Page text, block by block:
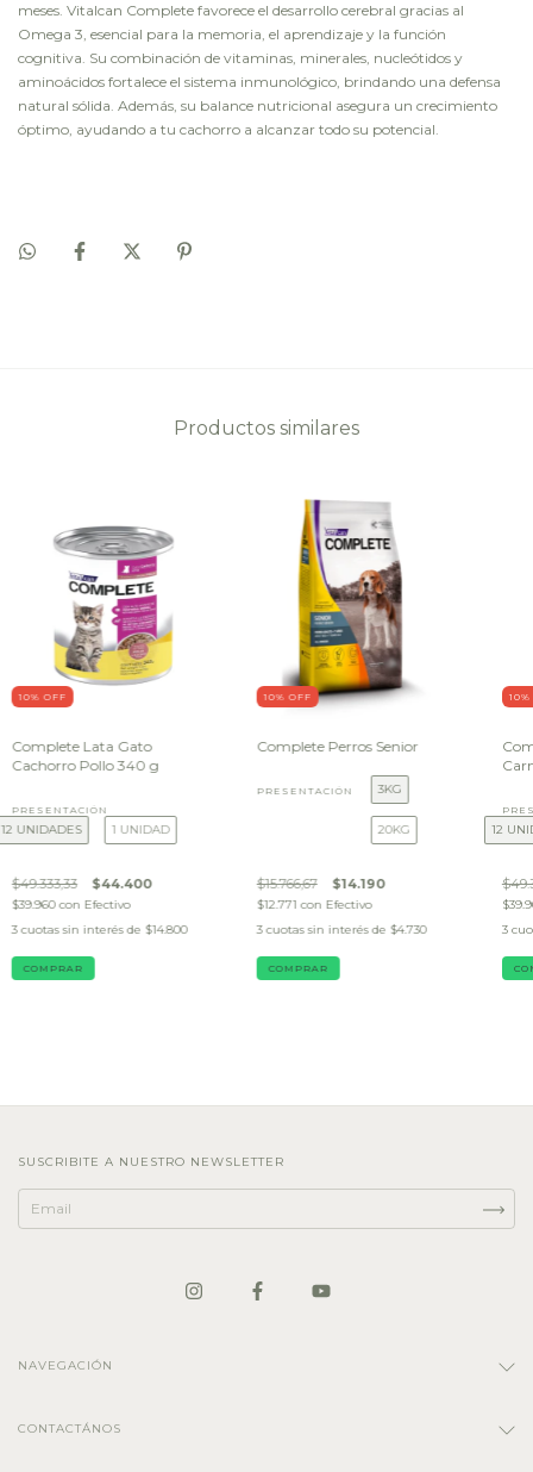
meses. Vitalcan Complete favorece el desarrollo cerebral gracias al
Omega 3, esencial para la memoria, el aprendizaje y la función
cognitiva. Su combinación de vitaminas, minerales, nucleótidos y
aminoácidos fortalece el sistema inmunológico, brindando una defensa
natural sólida. Además, su balance nutricional asegura un crecimiento
óptimo, ayudando a tu cachorro a alcanzar todo su potencial.
Productos similares
10% OFF
Complete Lata Gato
Cachorro Pollo 340 g
PRESENTACIÓN
12 UNIDADES 1 UNIDAD
$49.333,33 $44.400
$39.960con Efectivo
3 cuotas sin interés de $14.800
COMPRAR
10% OFF
Complete Perros Senior
PRESENTACIÓN 3KG
20KG
$15.766,67 $14.190
$12.771con Efectivo
3 cuotas sin interés de $4.730
COMPRAR
10%
12
3
SUSCRIBITE A NUESTRO NEWSLETTER
NAVEGACIÓN
CONTACTÁNOS